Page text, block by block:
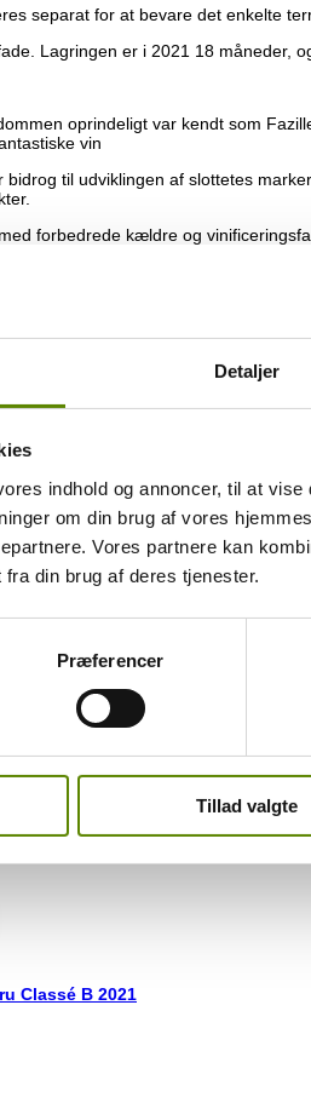
Detaljer
indhold og annoncer, til at
om din brug af vores
Vores partnere kan
din brug af deres tjenester.
Præferencer
Tillad valgte
separat for at bevare det enkelte
Lagringen er i 2021 18 måneder,
oprindeligt var kendt som
vin
til udviklingen af slottetes
forbedrede kældre og
Rothschild-familien bag bl.a.
for Pomerols traditioner.
blanding af ler, grus og sand
som du finder
Men du finder masser af mange
din interesse?
Classé B 2021